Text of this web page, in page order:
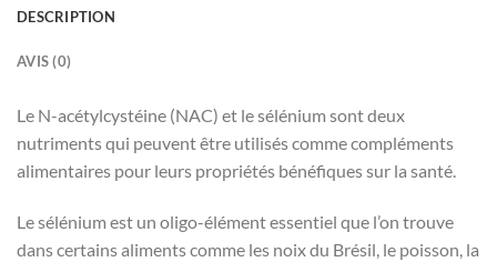
DESCRIPTION
AVIS (0)
Le N-acétylcystéine (NAC) et le sélénium sont deux
nutriments qui peuvent être utilisés comme compléments
alimentaires pour leurs propriétés bénéfiques sur la santé.
Le sélénium est un oligo-élément essentiel que l’on trouve
dans certains aliments comme les noix du Brésil, le poisson, la